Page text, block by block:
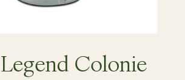
Colonie